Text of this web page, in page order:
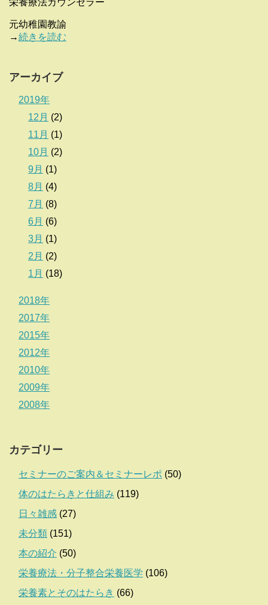
栄養療法カウンセラー
元幼稚園教諭
→続きを読む
アーカイブ
2019年
12月 (2)
11月 (1)
10月 (2)
9月 (1)
8月 (4)
7月 (8)
6月 (6)
3月 (1)
2月 (2)
1月 (18)
2018年
2017年
2015年
2012年
2010年
2009年
2008年
カテゴリー
セミナーのご案内＆セミナーレポ (50)
体のはたらきと仕組み (119)
日々雑感 (27)
未分類 (151)
本の紹介 (50)
栄養療法・分子整合栄養医学 (106)
栄養素とそのはたらき (66)